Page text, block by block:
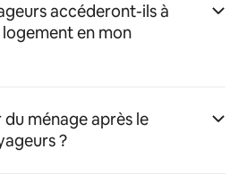
accéderont-ils à
en mon
ménage après le
?